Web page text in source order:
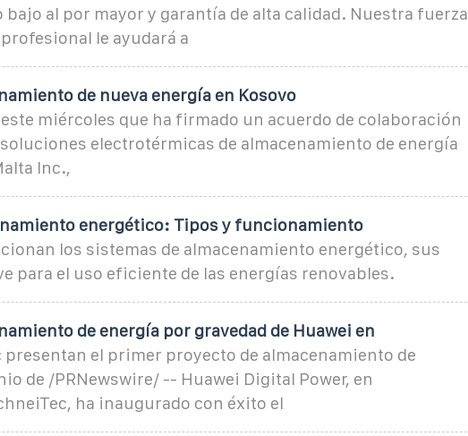
al por mayor y garantía de alta calidad. Nuestra fuerza
le ayudará a
de nueva energía en Kosovo
este miércoles que ha firmado un acuerdo de colaboración
electrotérmicas de almacenamiento de energía
Inc.,
energético: Tipos y funcionamiento
los sistemas de almacenamiento energético, sus
para el uso eficiente de las energías renovables.
de energía por gravedad de Huawei en
presentan el primer proyecto de almacenamiento de
de /PRNewswire/ -- Huawei Digital Power, en
ha inaugurado con éxito el